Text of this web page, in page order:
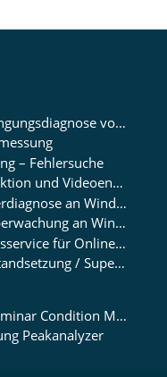
Mobile Schwingungsdiagnose von Antrieben
– Fehlersuche
Getriebeinspektion und Videoendoskopie
Rotorblattlagerdiagnose an Windenergieanlagen
Fundamentüberwachung an Windenergieanlagen
Überwachungsservice für Online Condition Monitoring Systeme
Revision / Instandsetzung / Supervising
Grundlagenseminar Condition Monitoring
Peakanalyzer